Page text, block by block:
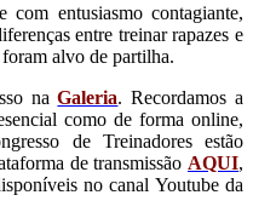
com entusiasmo contagiante,
entre treinar rapazes e
alvo de partilha.
naGaleria. Recordamos a
como de forma online,
de Treinadores estão
de transmissão AQUI,
no canal Youtube da